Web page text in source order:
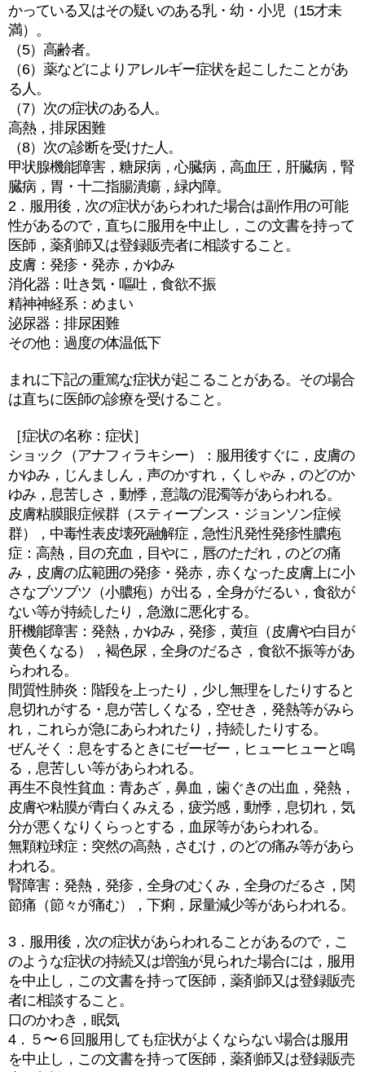
かっている又はその疑いのある乳・幼・小児（15才未
満）。
（5）高齢者。
（6）薬などによりアレルギー症状を起こしたことがあ
る人。
（7）次の症状のある人。
高熱，排尿困難
（8）次の診断を受けた人。
甲状腺機能障害，糖尿病，心臓病，高血圧，肝臓病，腎
臓病，胃・十二指腸潰瘍，緑内障。
2．服用後，次の症状があらわれた場合は副作用の可能
性があるので，直ちに服用を中止し，この文書を持って
医師，薬剤師又は登録販売者に相談すること。
皮膚：発疹・発赤，かゆみ
消化器：吐き気・嘔吐，食欲不振
精神神経系：めまい
泌尿器：排尿困難
その他：過度の体温低下
まれに下記の重篤な症状が起こることがある。その場合
は直ちに医師の診療を受けること。
［症状の名称：症状］
ショック（アナフィラキシー）：服用後すぐに，皮膚の
かゆみ，じんましん，声のかすれ，くしゃみ，のどのか
ゆみ，息苦しさ，動悸，意識の混濁等があらわれる。
皮膚粘膜眼症候群（スティーブンス・ジョンソン症候
群），中毒性表皮壊死融解症，急性汎発性発疹性膿疱
症：高熱，目の充血，目やに，唇のただれ，のどの痛
み，皮膚の広範囲の発疹・発赤，赤くなった皮膚上に小
さなブツブツ（小膿疱）が出る，全身がだるい，食欲が
ない等が持続したり，急激に悪化する。
肝機能障害：発熱，かゆみ，発疹，黄疸（皮膚や白目が
黄色くなる），褐色尿，全身のだるさ，食欲不振等があ
らわれる。
間質性肺炎：階段を上ったり，少し無理をしたりすると
息切れがする・息が苦しくなる，空せき，発熱等がみら
れ，これらが急にあらわれたり，持続したりする。
ぜんそく：息をするときにゼーゼー，ヒューヒューと鳴
る，息苦しい等があらわれる。
再生不良性貧血：青あざ，鼻血，歯ぐきの出血，発熱，
皮膚や粘膜が青白くみえる，疲労感，動悸，息切れ，気
分が悪くなりくらっとする，血尿等があらわれる。
無顆粒球症：突然の高熱，さむけ，のどの痛み等があら
われる。
腎障害：発熱，発疹，全身のむくみ，全身のだるさ，関
節痛（節々が痛む），下痢，尿量減少等があらわれる。
3．服用後，次の症状があらわれることがあるので，こ
のような症状の持続又は増強が見られた場合には，服用
を中止し，この文書を持って医師，薬剤師又は登録販売
者に相談すること。
口のかわき，眠気
4．５〜６回服用しても症状がよくならない場合は服用
を中止し，この文書を持って医師，薬剤師又は登録販売